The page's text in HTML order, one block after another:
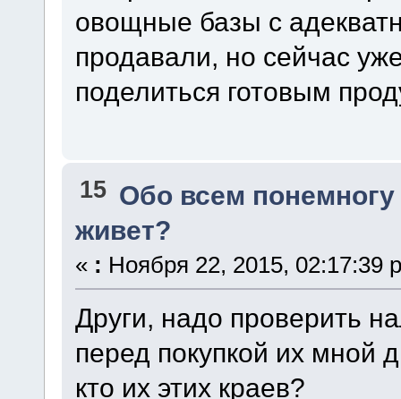
овощные базы с
продавали, но сейчас
поделиться готовым
15 Обо всем понемногу
живет?
« : Ноября 22, 2015, 02:17:39
Други, надо проверить
перед покупкой их мной
кто их этих краев?